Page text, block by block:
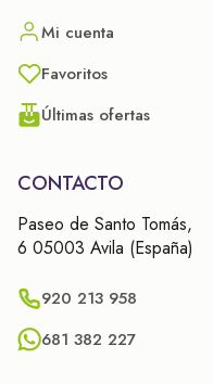
Mi cuenta
Favoritos
Últimas ofertas
CONTACTO
Paseo de Santo Tomás,
6 05003 Avila (España)
920 213 958
681 382 227